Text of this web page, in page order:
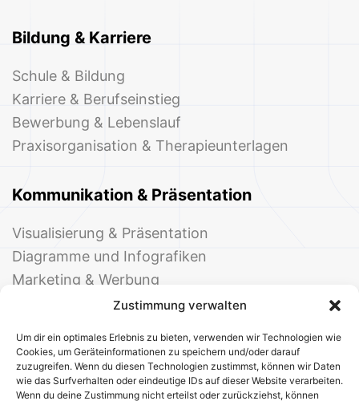
Zustimmung verwalten
Um dir ein optimales Erlebnis zu bieten, verwenden wir Technologien wie
Cookies, um Geräteinformationen zu speichern und/oder darauf
zuzugreifen. Wenn du diesen Technologien zustimmst, können wir Daten
wie das Surfverhalten oder eindeutige IDs auf dieser Website verarbeiten.
Wenn du deine Zustimmung nicht erteilst oder zurückziehst, können
Bildung & Karriere
Schule & Bildung
Karriere & Berufseinstieg
Bewerbung & Lebenslauf
Praxisorganisation & Therapieunterlagen
Kommunikation & Präsentation
Visualisierung & Präsentation
Diagramme und Infografiken
Marketing & Werbung
Events & Einladungen